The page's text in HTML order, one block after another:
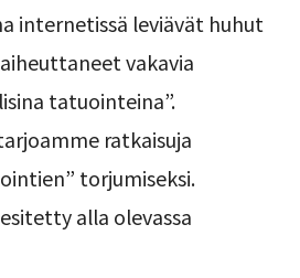
internetissä leviävät huhut
vakavia
tatuointeina”.
ratkaisuja
torjumiseksi.
alla olevassa